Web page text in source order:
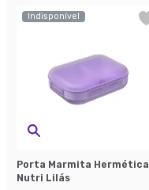
Indisponível
Porta Marmita Hermética
Nutri Lilás